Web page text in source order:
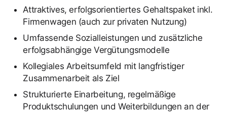
Attraktives, erfolgsorientiertes Gehaltspaket inkl.
Firmenwagen (auch zur privaten Nutzung)
Umfassende Sozialleistungen und zusätzliche
erfolgsabhängige Vergütungsmodelle
Kollegiales Arbeitsumfeld mit langfristiger
Zusammenarbeit als Ziel
Strukturierte Einarbeitung, regelmäßige
Produktschulungen und Weiterbildungen an der